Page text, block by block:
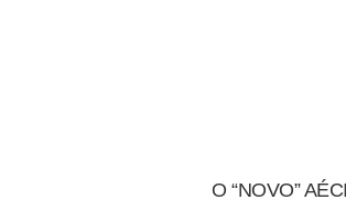
O “NOVO”